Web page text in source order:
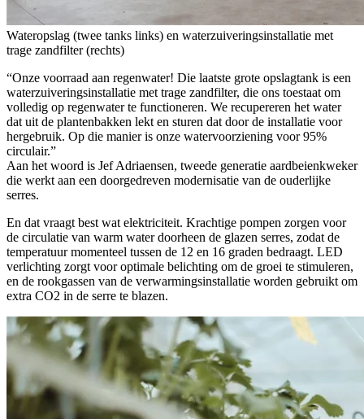
Wateropslag (twee tanks links) en waterzuiveringsinstallatie met
trage zandfilter (rechts)
“Onze voorraad aan regenwater! Die laatste grote opslagtank is een
waterzuiveringsinstallatie met trage zandfilter, die ons toestaat om
volledig op regenwater te functioneren. We recupereren het water
dat uit de plantenbakken lekt en sturen dat door de installatie voor
hergebruik. Op die manier is onze watervoorziening voor 95%
circulair.”
Aan het woord is Jef Adriaensen, tweede generatie aardbeienkweker
die werkt aan een doorgedreven modernisatie van de ouderlijke
serres.
En dat vraagt best wat elektriciteit. Krachtige pompen zorgen voor
de circulatie van warm water doorheen de glazen serres, zodat de
temperatuur momenteel tussen de 12 en 16 graden bedraagt. LED
verlichting zorgt voor optimale belichting om de groei te stimuleren,
en de rookgassen van de verwarmingsinstallatie worden gebruikt om
extra CO2 in de serre te blazen.